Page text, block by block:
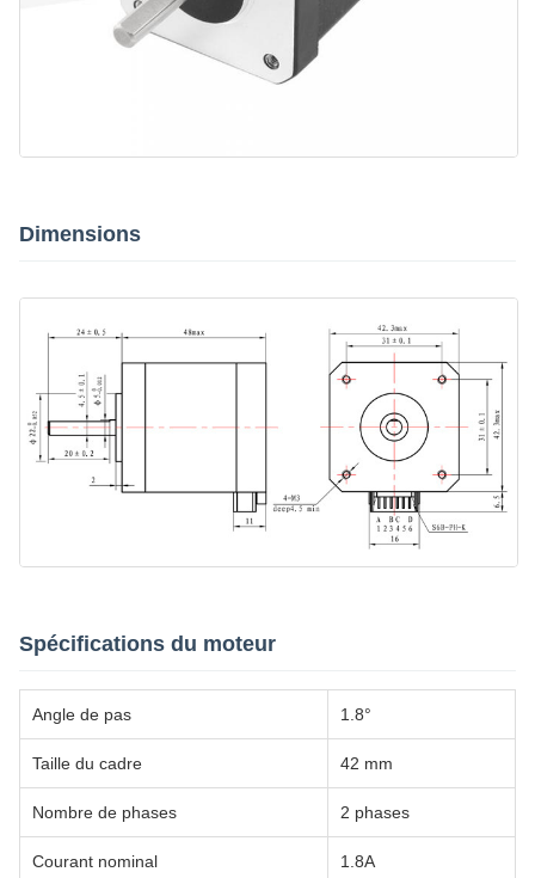
Dimensions
Spécifications du moteur
Angle de pas 1.8°
Taille du cadre 42 mm
Nombre de phases 2 phases
Courant nominal 1.8A